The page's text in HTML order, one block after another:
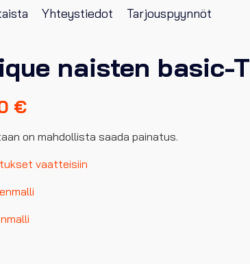
Yhteystiedot Tarjouspyynnöt
naisten basic-T
€
on mahdollista saada painatus.
vaatteisiin